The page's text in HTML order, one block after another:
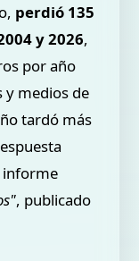
perdió 135
y 2026,
por año
y medios de
tardó más
informe
, publicado